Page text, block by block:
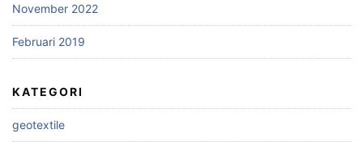
November 2022
Februari 2019
KATEGORI
geotextile